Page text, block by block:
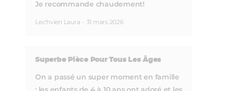
Je recommande chaudement!
Lec'hvien Laura - 31 mars 2026
Superbe Pièce Pour Tous Les Âges
On a passé un super moment en famille